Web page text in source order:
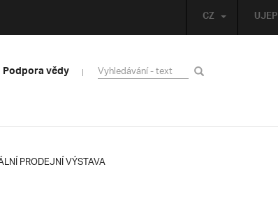
UJEP
CZ
Podpora vědy
PRODEJNÍ VÝSTAVA